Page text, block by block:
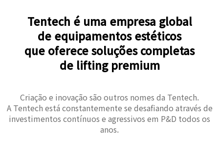
Tentech é uma empresa global
de equipamentos estéticos
que oferece soluções completas
de lifting premium
Criação e inovação são outros nomes da Tentech.
A Tentech está constantemente se desafiando através de
investimentos contínuos e agressivos em P&D todos os
anos.